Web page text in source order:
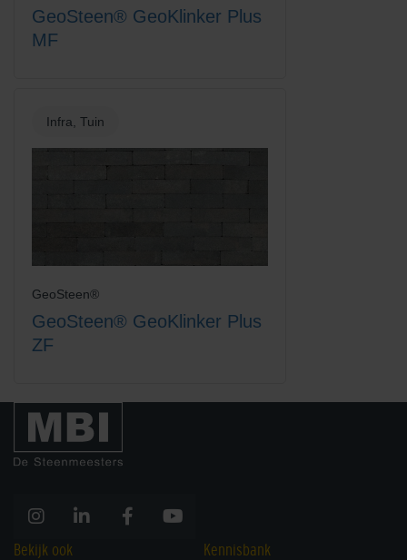
GeoSteen® GeoKlinker Plus
MF
Infra, Tuin
GeoSteen®
GeoSteen® GeoKlinker Plus
ZF
Bekijk ook Kennisbank